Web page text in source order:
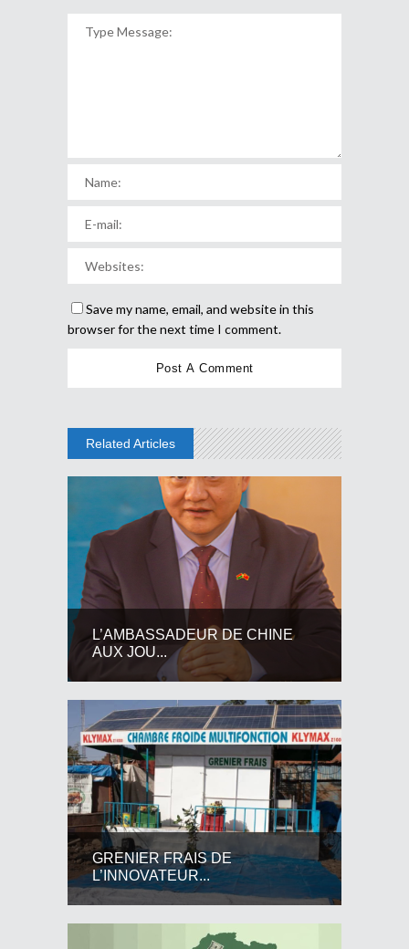
Save my name, email, and website in this
browser for the next time I comment.
Related Articles
L’AMBASSADEUR DE CHINE
AUX JOU...
GRENIER FRAIS DE
L’INNOVATEUR...